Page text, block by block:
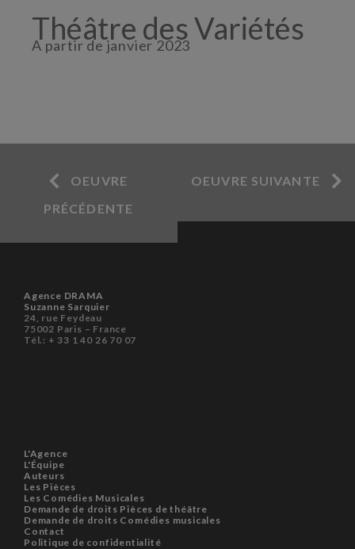
Théâtre des Variétés
A partir de janvier 2023
OEUVRE
PRÉCÉDENTE
OEUVRE SUIVANTE
Agence DRAMA
Suzanne Sarquier
24, rue Feydeau
75002 Paris – France
Tél.: + 33 1 40 26 70 07
L'Agence
L'Équipe
Auteurs
Les Pièces
Les Comédies Musicales
Demande de droits Pièces de théâtre
Demande de droits Comédies musicales
Contact
Politique de confidentialité